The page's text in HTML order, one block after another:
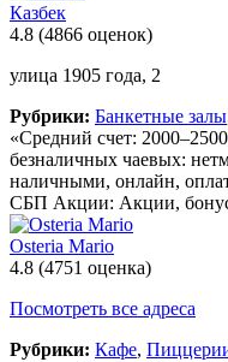
Казбек
4.8 (4866 оценок)
улица 1905 года, 2
Рубрики: Банкетные залы
«Средний счет:
безналичных чаевых:
наличными, онлайн,
СБП Акции: Акции,
Osteria Mario
4.8 (4751 оценка)
Посмотреть все адреса
Рубрики: Кафе,